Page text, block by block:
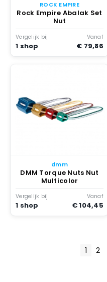
ROCK EMPIRE
Rock Empire Abalak Set
Nut
Vergelijk bij
1 shop
Vanaf
€ 79,86
dmm
DMM Torque Nuts Nut
Multicolor
Vergelijk bij
1 shop
Vanaf
€ 104,45
1 2